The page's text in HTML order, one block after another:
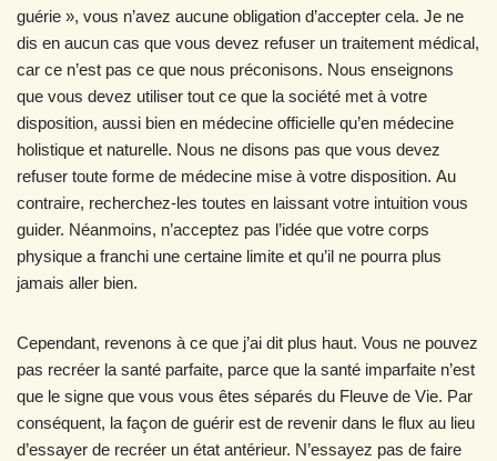
guérie », vous n’avez aucune obligation d’accepter cela. Je ne
dis en aucun cas que vous devez refuser un traitement médical,
car ce n’est pas ce que nous préconisons. Nous enseignons
que vous devez utiliser tout ce que la société met à votre
disposition, aussi bien en médecine officielle qu’en médecine
holistique et naturelle. Nous ne disons pas que vous devez
refuser toute forme de médecine mise à votre disposition. Au
contraire, recherchez-les toutes en laissant votre intuition vous
guider. Néanmoins, n’acceptez pas l’idée que votre corps
physique a franchi une certaine limite et qu’il ne pourra plus
jamais aller bien.
Cependant, revenons à ce que j’ai dit plus haut. Vous ne pouvez
pas recréer la santé parfaite, parce que la santé imparfaite n’est
que le signe que vous vous êtes séparés du Fleuve de Vie. Par
conséquent, la façon de guérir est de revenir dans le flux au lieu
d’essayer de recréer un état antérieur. N’essayez pas de faire